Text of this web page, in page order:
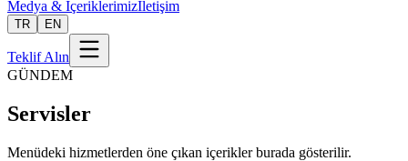
Medya & İçeriklerimizİletişim
TR EN
Teklif Alın
GÜNDEM
Servisler
Menüdeki hizmetlerden öne çıkan içerikler burada gösterilir.